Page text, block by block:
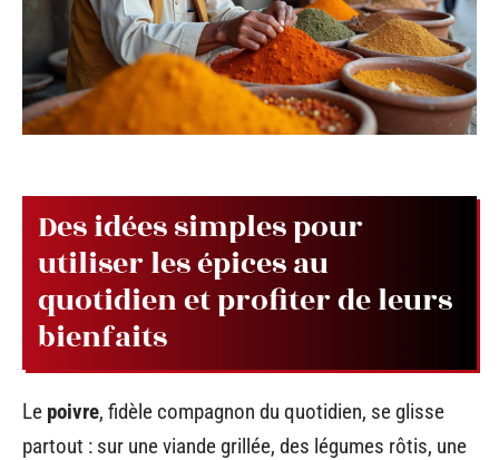
Des idées simples pour
utiliser les épices au
quotidien et profiter de leurs
bienfaits
Le poivre, fidèle compagnon du quotidien, se glisse
partout : sur une viande grillée, des légumes rôtis, une